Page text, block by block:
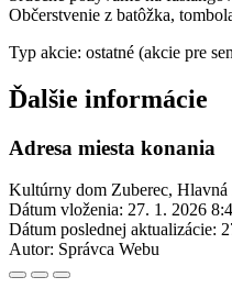
Občerstvenie z batôžka,
Typ akcie: ostatné (akcie pre
Ďalšie informácie
Adresa miesta konania
Kultúrny dom Zuberec, Hlavná
Dátum vloženia: 27. 1. 2026
Dátum poslednej aktualizácie:
Autor: Správca Webu